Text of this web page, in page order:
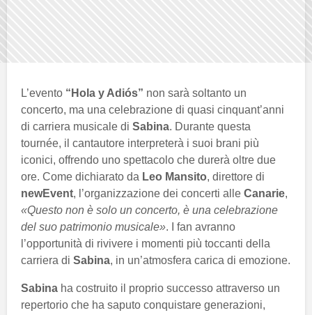
L’evento “Hola y Adiós” non sarà soltanto un
concerto, ma una celebrazione di quasi cinquant’anni
di carriera musicale di Sabina. Durante questa
tournée, il cantautore interpreterà i suoi brani più
iconici, offrendo uno spettacolo che durerà oltre due
ore. Come dichiarato da Leo Mansito, direttore di
newEvent, l’organizzazione dei concerti alle Canarie,
«Questo non è solo un concerto, è una celebrazione
del suo patrimonio musicale». I fan avranno
l’opportunità di rivivere i momenti più toccanti della
carriera di Sabina, in un’atmosfera carica di emozione.
Sabina ha costruito il proprio successo attraverso un
repertorio che ha saputo conquistare generazioni,